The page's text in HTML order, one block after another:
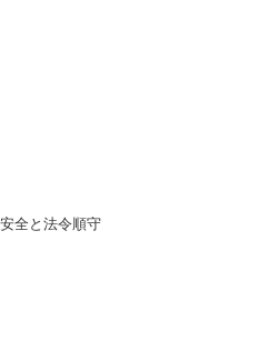
全と法令順守